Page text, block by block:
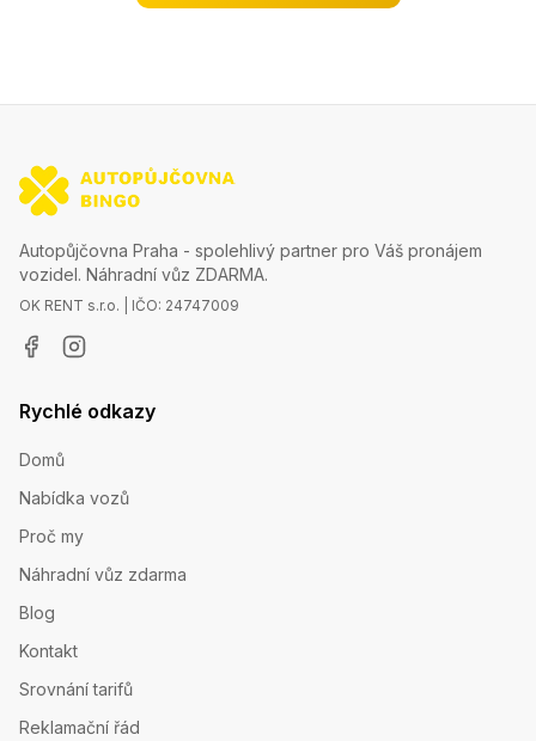
Autopůjčovna Praha - spolehlivý partner pro Váš pronájem
vozidel. Náhradní vůz ZDARMA.
OK RENT s.r.o. | IČO: 24747009
Rychlé odkazy
Domů
Nabídka vozů
Proč my
Náhradní vůz zdarma
Blog
Kontakt
Srovnání tarifů
Reklamační řád